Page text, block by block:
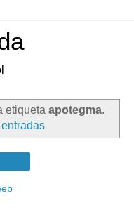
etiqueta apotegma.